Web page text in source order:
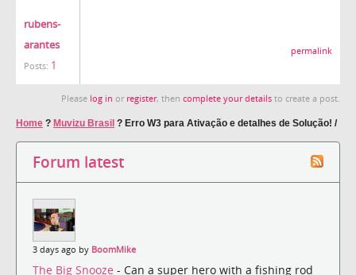
rubens-
arantes
Posts: 1
permalink
Please log in or register, then complete your details to create a post.
Home ? Muvizu Brasil ? Erro W3 para Ativação e detalhes de Solução! /
Forum latest
3 days ago by BoomMike
The Big Snooze - Can a super hero with a fishing rod